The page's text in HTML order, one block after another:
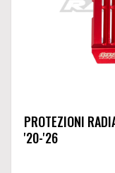
PROTEZIONI
'20-'26